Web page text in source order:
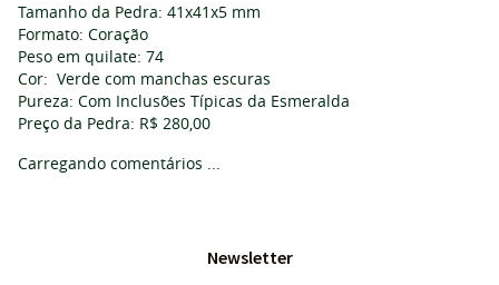
Tamanho da Pedra: 41x41x5 mm
Formato: Coração
Peso em quilate: 74
Cor: Verde com manchas escuras
Pureza: Com Inclusões Típicas da Esmeralda
Preço da Pedra: R$ 280,00
Carregando comentários ...
Newsletter